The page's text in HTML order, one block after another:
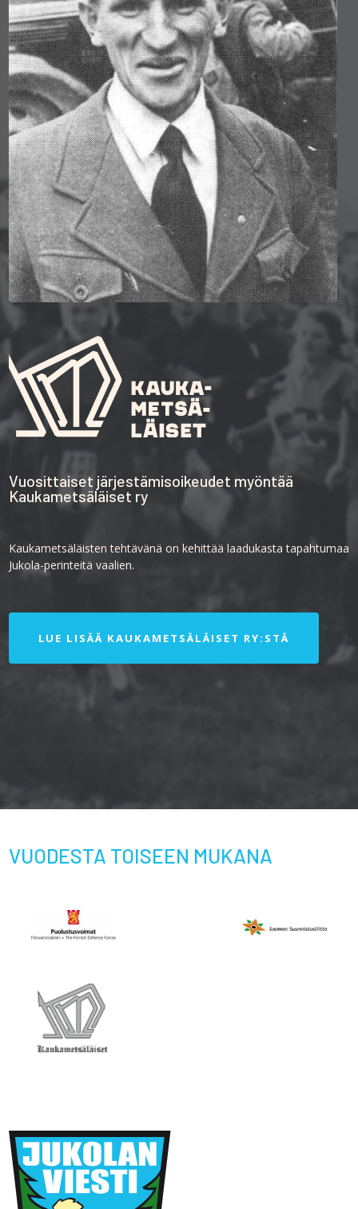
Vuosittaiset järjestämisoikeudet myöntää
Kaukametsäläiset ry
Kaukametsäläisten tehtävänä on kehittää laadukasta tapahtumaa
Jukola-perinteitä vaalien.
LUE LISÄÄ KAUKAMETSÄLÄISET RY:STÄ
Kaukametsäläiset ry